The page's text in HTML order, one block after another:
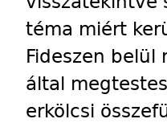
téma miért
Fideszen
által
erkölcsi